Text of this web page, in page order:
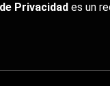
Privacidad es un